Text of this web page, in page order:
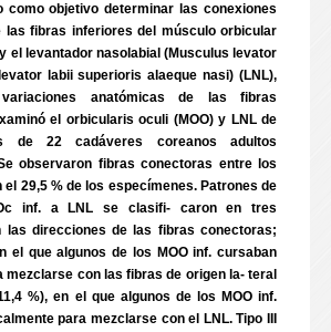
como objetivo determinar las conexiones
las fibras inferiores del músculo orbicular
el levantador nasolabial (Musculus levator
labii superioris alaeque nasi) (LNL),
variaciones anatómicas de las fibras
el orbicularis oculi (MOO) y LNL de
de 22 cadáveres coreanos adultos
observaron fibras conectoras entre los
el 29,5 % de los especímenes. Patrones de
inf. a LNL se clasifi- caron en tres
las direcciones de las fibras conectoras;
el que algunos de los MOO inf. cursaban
mezclarse con las fibras de origen la- teral
%), en el que algunos de los MOO inf.
para mezclarse con el LNL. Tipo III